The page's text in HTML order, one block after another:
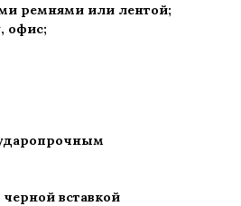
ремнями или лентой;
офис;
вставкой